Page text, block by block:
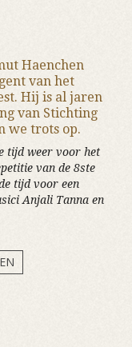
Haenchen
van het
Hij is al jaren
van Stichting
we trots op.
tijd weer voor het
van de 8ste
tijd voor een
Anjali Tanna en